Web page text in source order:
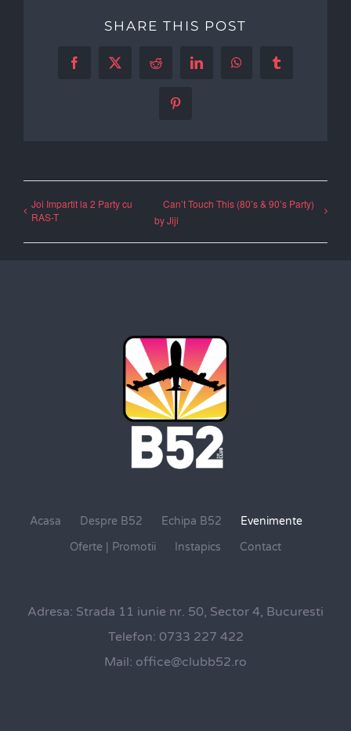
SHARE THIS POST
Facebook
X Reddit LinkedInWhatsAppTumblr
Pinterest
Joi Impartit la 2 Party cu
RAS-T
Can’t Touch This (80’s & 90’s Party)
by Jiji
Acasa Despre B52 Echipa B52
Evenimente
Oferte | Promotii
Instapics Contact
Adresa: Strada 11 iunie nr. 50, Sector 4, Bucuresti
Telefon: 0733 227 422
Mail: office@clubb52.ro